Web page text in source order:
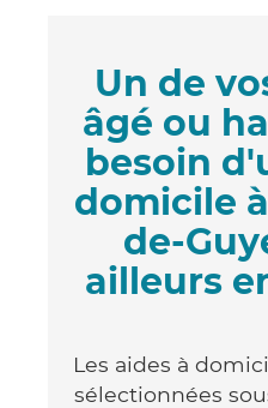
Un de
âgé ou
besoin
domicile
de-
ailleurs
Les aides à
sélectionnées